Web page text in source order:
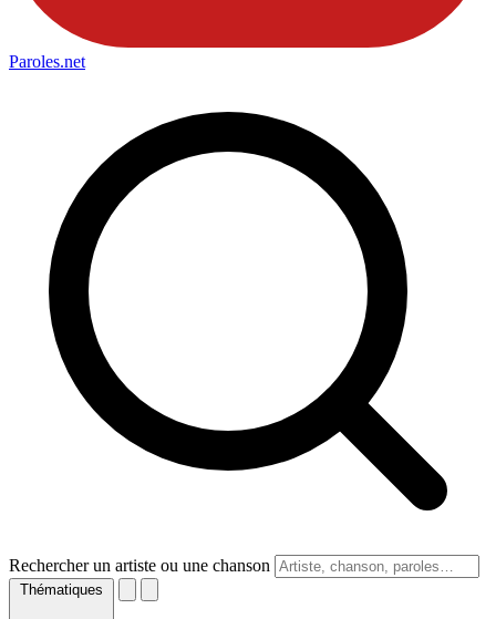
Paroles.net
Rechercher un artiste ou une chanson
Thématiques